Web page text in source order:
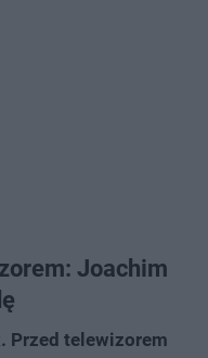
Joachim
Przed telewizorem